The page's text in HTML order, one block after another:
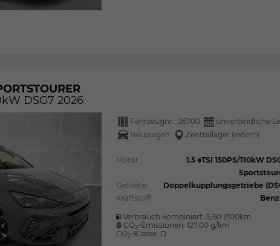
DSG7 2026
Fahrzeugnr.: 26700
unverbindliche
Neuwagen
Zentrallager (extern)
Motor
1.5 eTSI 150PS/110kW
Getriebe
Doppelkupplungsgetriebe
Kraftstoff
Verbrauch kombiniert: 5,60 l/100km
CO2-Emissionen: 127,00 g/km
CO2-Klasse: D